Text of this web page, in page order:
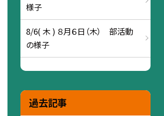
様子
8/6( 木 ) ８月６日（木） 部活動
の様子
過去記事